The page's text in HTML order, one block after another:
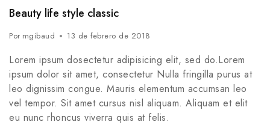
Beauty life style classic
Por mgibaud 13 de febrero de 2018
Lorem ipsum dosectetur adipisicing elit, sed do.Lorem
ipsum dolor sit amet, consectetur Nulla fringilla purus at
leo dignissim congue. Mauris elementum accumsan leo
vel tempor. Sit amet cursus nisl aliquam. Aliquam et elit
eu nunc rhoncus viverra quis at felis.